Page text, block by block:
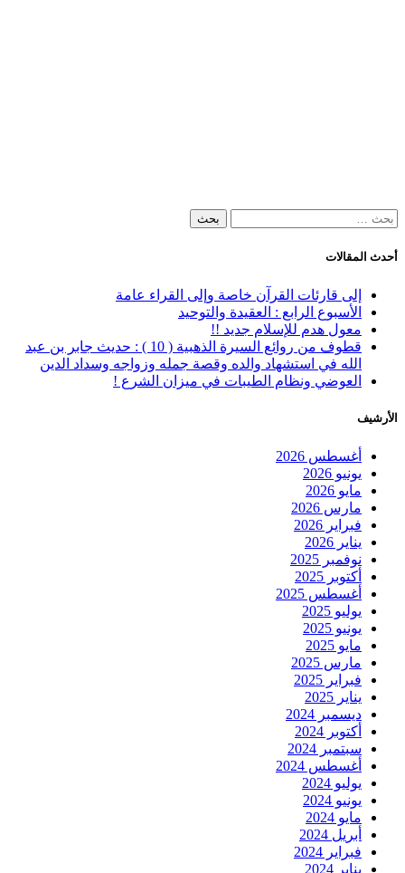
البحث
أحدث المقالات
إلى قارئات القرآن خاصة وإلى القراء عامة
الأسبوع الرابع : العقيدة والتوحيد
معول هدم للإسلام جديد !!
قطوف من روائع السيرة الذهبية ( 10 ) : حديث جابر بن عبد
الله في استشهاد والده وقصة جمله وزواجه وسداد الدين
العوضي ونظام الطيبات في ميزان الشرع !
الأرشيف
أغسطس 2026
يونيو 2026
مايو 2026
مارس 2026
فبراير 2026
يناير 2026
نوفمبر 2025
أكتوبر 2025
أغسطس 2025
يوليو 2025
يونيو 2025
مايو 2025
مارس 2025
فبراير 2025
يناير 2025
ديسمبر 2024
أكتوبر 2024
سبتمبر 2024
أغسطس 2024
يوليو 2024
يونيو 2024
مايو 2024
أبريل 2024
فبراير 2024
يناير 2024